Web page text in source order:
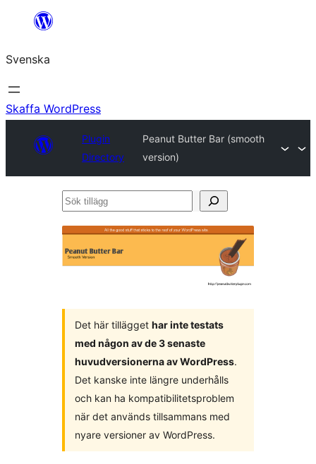
Hoppa
innehåll
Svenska
Skaffa WordPress
Plugin
Directory
Peanut Butter Bar (smooth
version)
Sök
Det här tillägget har inte testats
med någon av de 3 senaste
huvudversionerna av WordPress.
Det kanske inte längre underhålls
och kan ha kompatibilitetsproblem
när det används tillsammans med
nyare versioner av WordPress.